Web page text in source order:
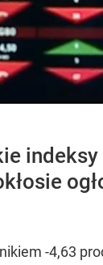
-4,63